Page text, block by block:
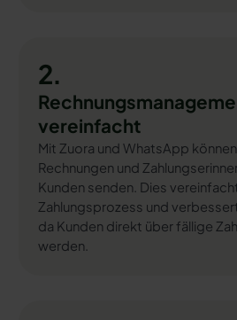
2.
vereinfacht
Mit Zuora und WhatsApp
Rechnungen und
Kunden senden. Dies
Zahlungsprozess und
da Kunden direkt über fällige
werden.